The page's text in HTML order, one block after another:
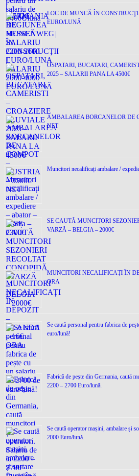
LOC DE MUNCĂ ÎN
EURO/LUNĂ
OSPATARI, BUCATARI,
2025 – SALARII PANA LA 4500€
AMBALAREA BORCANELOR DE
NET
Muncitori necalificați ambalare /
SE CAUTĂ MUNCITORI
VARZĂ – BELGIA – 2000€
MUNCITORI NECALIFICAȚI ÎN
ORA
Se caută personal pentru fabrica de
euro/lună!
Fabrică de pește din Germania, caută
2200 – 2700 Euro/lună.
Se caută operator mașini, ambalare și
2000 Euro/lună.